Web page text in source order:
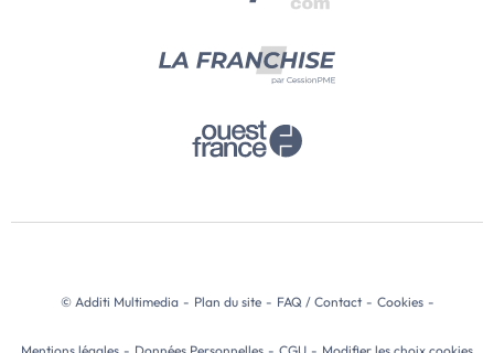
© Additi Multimedia - Plan du site - FAQ / Contact - Cookies -